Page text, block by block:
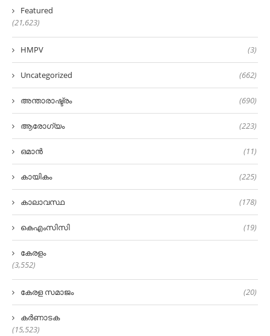
Featured
(21,623)
HMPV (3)
Uncategorized (662)
അന്താരാഷ്ട്രം (690)
ആരോഗ്യം (223)
ഒമാൻ (11)
കായികം (225)
കാലാവസ്ഥ (178)
കെഎംസിസി (19)
കേരളം
(3,552)
കേരള സമാജം (20)
കർണാടക
(15,523)